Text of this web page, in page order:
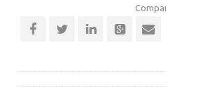
Comparte esta